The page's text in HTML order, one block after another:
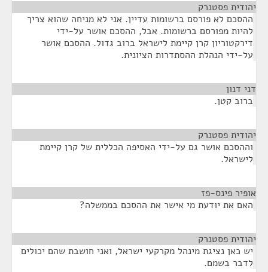
יהודית פסטנרק
ההסכם לא פורסם ברשומות עדיין. אני לא מניחה שהוא צריך
להיות מפורסם ברשומות. אבל, ההסכם אושר על-ידי
דירקטוריון קרן קיימת לישראל ברוב גדול. ההסכם אושר
על-ידי הנהלת ההסתדרות הציונית.
דני דנון
ברוב קטן.
יהודית פסטנרק
וההסכם אושר גם על-ידי האסיפה הכללית של קרן קיימת
לישראל.
אופיר פינס-פז
האם את יודעת מי אישר את ההסכם בממשלה?
יהודית פסטנרק
יש כאן נציגת מינהל מקרקעי ישראל, ואני חושבת שהם יכולים
לדבר בשמם.